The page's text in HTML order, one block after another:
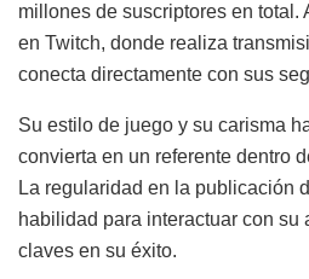
millones de suscriptores en total.
en Twitch, donde realiza
conecta directamente con sus
Su estilo de juego y su carisma
convierta en un referente dentro
La regularidad en la publicación
habilidad para interactuar con su
claves en su éxito.